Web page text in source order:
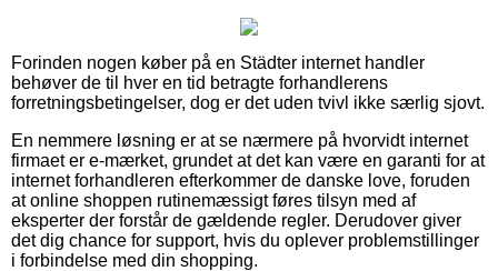
Forinden nogen køber på en Städter internet handler
behøver de til hver en tid betragte forhandlerens
forretningsbetingelser, dog er det uden tvivl ikke særlig sjovt.
En nemmere løsning er at se nærmere på hvorvidt internet
firmaet er e-mærket, grundet at det kan være en garanti for at
internet forhandleren efterkommer de danske love, foruden
at online shoppen rutinemæssigt føres tilsyn med af
eksperter der forstår de gældende regler. Derudover giver
det dig chance for support, hvis du oplever problemstillinger
i forbindelse med din shopping.